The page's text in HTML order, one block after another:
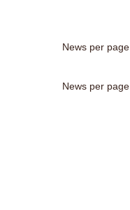
News per page
News per page